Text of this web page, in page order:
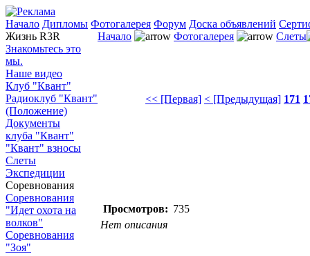
Начало Дипломы Фотогалерея Форум Доска объявлений
Жизнь R3R
Знакомьтесь это
мы.
Наше видео
Клуб "Квант"
Радиоклуб "Квант"
(Положение)
Документы
клуба "Квант"
"Квант" взносы
Слеты
Экспедиции
Соревнования
Соревнования
"Идет охота на
волков"
Соревнования
"Зоя"
Начало Фотогалерея Слеты
<< [Первая] < [Предыдущая] 171
Просмотров: 735
Нет описания